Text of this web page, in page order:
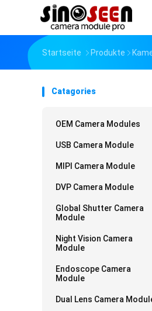
Startseite Produkte
Catagories
OEM Camera Modules
USB Camera Module
MIPI Camera Module
DVP Camera Module
Global Shutter Camera
Module
Night Vision Camera
Module
Endoscope Camera
Module
Dual Lens Camera